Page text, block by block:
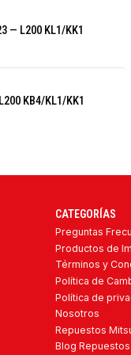
— L200 KL1/KK1
KB4/KL1/KK1
CATEGORÍAS
Preguntas
Productos de
Términos y
Política de
Política de
Nosotros
Repuestos
Blog